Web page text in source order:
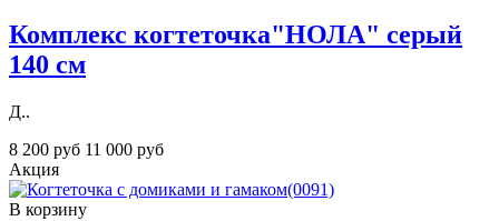
Комплекс кoгтеточка"НОЛА" серый
140 см
Д..
8 200 руб 11 000 руб
Акция
В корзину